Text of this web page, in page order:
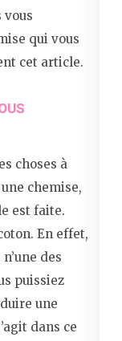
vous
qui vous
cet article.
choses à
chemise,
est faite.
En effet,
des
puissiez
une
dans ce